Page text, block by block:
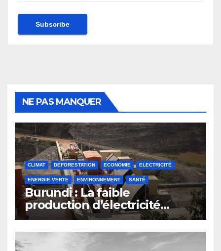
NE PAS MANQUER
CLIMAT DÉFORESTATION ECONOMIE ELECTRICITÉ
ENERGIE VERTE ENVIRONNEMENT SANTÉ
Burundi : La faible
production d’électricité
compromet le plan
d’émergence